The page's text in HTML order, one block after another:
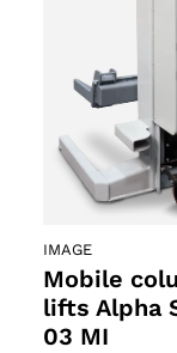
IMAGE
Mobile
lifts Alpha
03 MI